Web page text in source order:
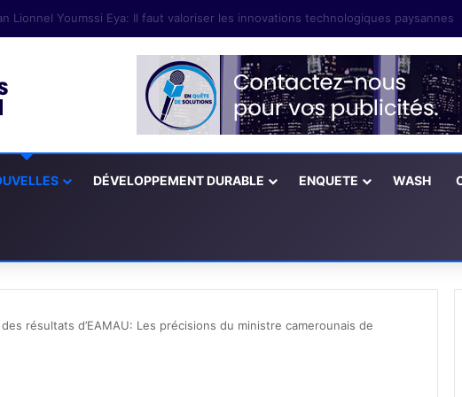
2026 : L’Afrique centrale repositionne le débat sur les semences paysannes
DÉVELOPPEMENT DURABLE ENQUETE WASH
résultats d’EAMAU: Les précisions du ministre camerounais de